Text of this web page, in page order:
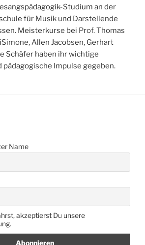
Studium an der
für Musik und Darstellende
Meisterkurse bei Prof. Thomas
Allen Jacobsen, Gerhart
Schäfer haben ihr wichtige
pädagogische Impulse gegeben.
Name
akzeptierst Du unsere